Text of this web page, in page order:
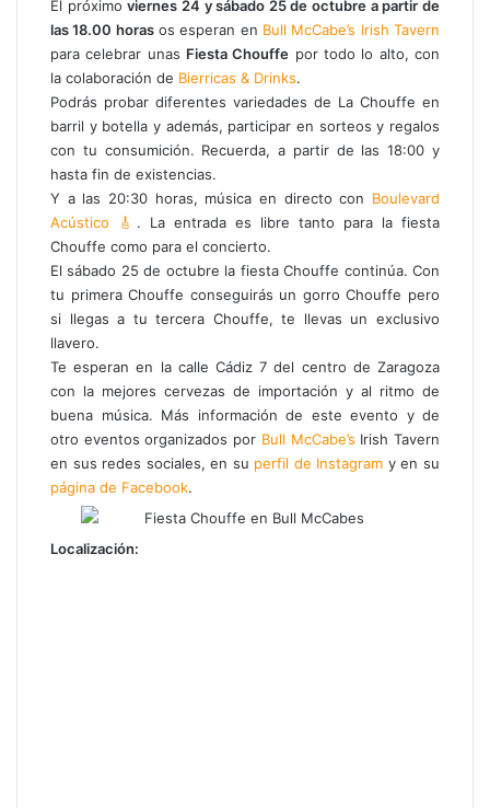
El próximoviernes 24 y sábado 25 de octubre a partir de
las 18.00 horasos esperan en Bull McCabe’s Irish Tavern
para celebrar unas Fiesta Chouffe por todo lo alto, con
la colaboración de Bierricas & Drinks.
Podrás probar diferentes variedades de La Chouffe en
barril y botella y además, participar en sorteos y regalos
con tu consumición. Recuerda, a partir de las 18:00 y
hasta fin de existencias.
Y a las 20:30 horas, música en directo con Boulevard
Acústico 🎸 . La entrada es libre tanto para la fiesta
Chouffe como para el concierto.
El sábado 25 de octubre la fiesta Chouffe continúa. Con
tu primera Chouffe conseguirás un gorro Chouffe pero
si llegas a tu tercera Chouffe, te llevas un exclusivo
llavero.
Te esperan en la calle Cádiz 7 del centro de Zaragoza
con la mejores cervezas de importación y al ritmo de
buena música. Más información de este evento y de
otro eventos organizados por Bull McCabe’s Irish Tavern
en sus redes sociales, en su perfil de Instagram y en su
página de Facebook.
Localización: